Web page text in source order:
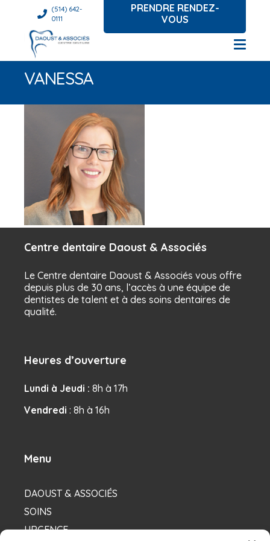
(514) 642-
0111
PRENDRE RENDEZ-
VOUS
VANESSA
Centre dentaire Daoust & Associés
Le Centre dentaire Daoust & Associés vous offre
depuis plus de 30 ans, l’accès à une équipe de
dentistes de talent et à des soins dentaires de
qualité.
Heures d’ouverture
Lundi à Jeudi : 8h à 17h
Vendredi : 8h à 16h
Menu
DAOUST & ASSOCIÉS
SOINS
URGENCE